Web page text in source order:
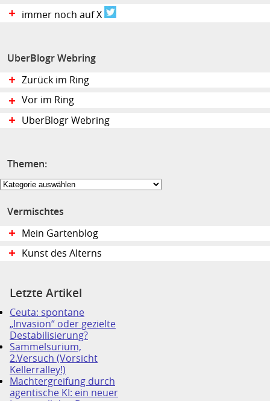
immer noch auf X
UberBlogr Webring
Zurück im Ring
Vor im Ring
UberBlogr Webring
Themen:
Themen:
Vermischtes
Mein Gartenblog
Kunst des Alterns
Letzte Artikel
Ceuta: spontane
„Invasion“ oder gezielte
Destabilisierung?
Sammelsurium,
2.Versuch (Vorsicht
Kellerralley!)
Machtergreifung durch
agentische KI: ein neuer